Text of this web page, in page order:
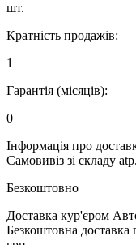
шт.
Кратність продажів:
1
Гарантія (місяців):
0
Інформація про
Самовивіз зі складу
Безкоштовно
Доставка кур'єром
Безкоштовна доставка